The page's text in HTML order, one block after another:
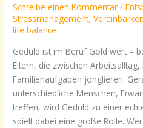
Schreibe einen Kommentar /
Stressmanagement,
life balance
Geduld ist im Beruf Gold wert –
Eltern, die zwischen
Familienaufgaben jonglieren.
unterschiedliche Menschen,
treffen, wird Geduld zu einer
spielt dabei eine große Rolle.